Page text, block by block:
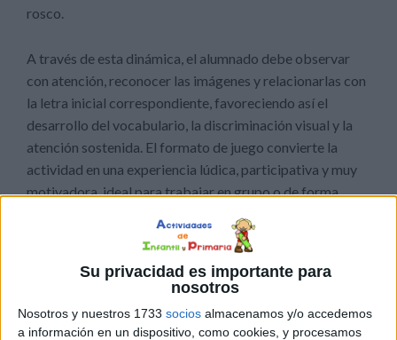
Su privacidad es importante para
nosotros
Nosotros y nuestros 1733 socios almacenamos y/o accedemos
a información en un dispositivo, como cookies, y procesamos
rosco.
A través de esta dinámica, el alumnado debe observar
con atención, reconocer las imágenes y relacionarlas con
la letra inicial correspondiente, favoreciendo así el
desarrollo del vocabulario, la discriminación visual y la
atención sostenida. El formato de juego convierte la
actividad en una experiencia lúdica, participativa y muy
motivadora, ideal para trabajar en grupo o de forma
Este recurso permite trabajar, a través del juego,
diferentes aspectos del aprendizaje, como el lenguaje
alfabética, la atención y la asociación imagen-palabra.